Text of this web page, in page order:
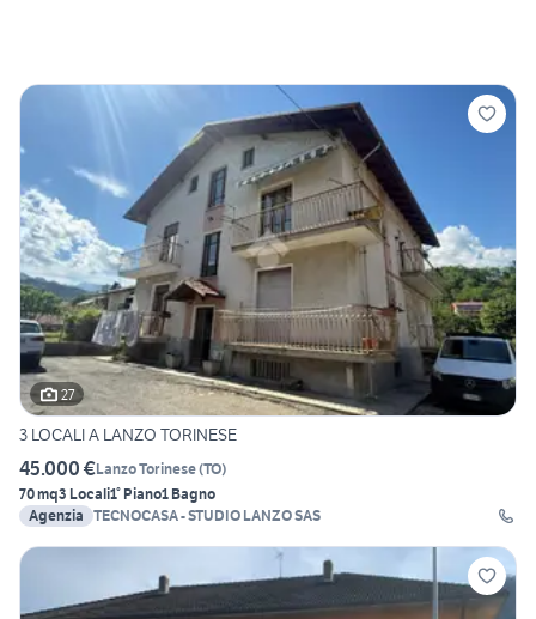
27
3 LOCALI A LANZO TORINESE
45.000 €Lanzo Torinese(TO)
70 mq3 Locali1° Piano1 Bagno
Agenzia TECNOCASA - STUDIO LANZO SAS